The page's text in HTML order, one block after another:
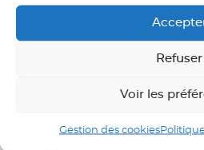
Refuser
Voir les
Gestion des cookies
Live
Cours en ligne